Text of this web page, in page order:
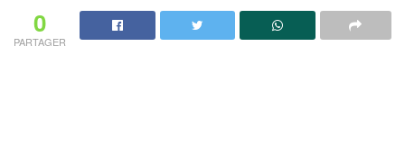
0
PARTAGER